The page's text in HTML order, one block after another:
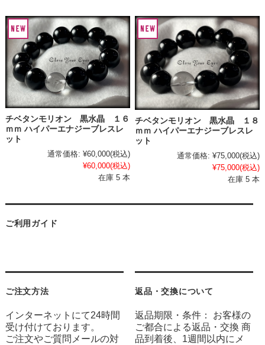
チベタンモリオン 黒水晶 １６
ｍｍ ハイパーエナジーブレスレ
ット
通常価格: ¥60,000(税込)
¥60,000(税込)
在庫 5 本
チベタンモリオン 黒水晶 １８
ｍｍ ハイパーエナジーブレスレ
ット
通常価格: ¥75,000(税込)
¥75,000(税込)
在庫 5 本
ご利用ガイド
ご注文方法
インターネットにて24時間
受け付けております。
ご注文やご質問メールの対
返品・交換について
返品期限・条件： お客様の
ご都合による返品・交換 商
品到着後、1週間以内にメ